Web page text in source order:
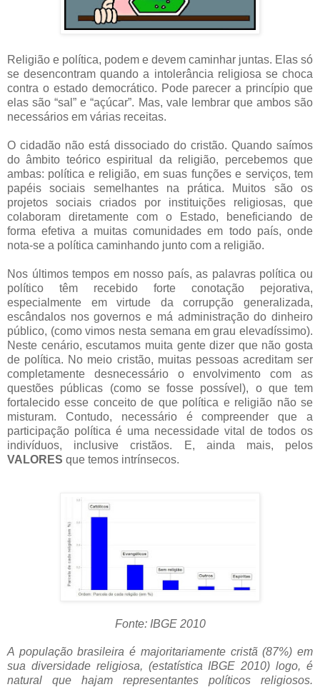
Religião e política, podem e devem caminhar juntas. Elas só
se desencontram quando a intolerância religiosa se choca
contra o estado democrático. Pode parecer a princípio que
elas são “sal” e “açúcar”. Mas, vale lembrar que ambos são
necessários em várias receitas.
O cidadão não está dissociado do cristão. Quando saímos
do âmbito teórico espiritual da religião, percebemos que
ambas: política e religião, em suas funções e serviços, tem
papéis sociais semelhantes na prática. Muitos são os
projetos sociais criados por instituições religiosas, que
colaboram diretamente com o Estado, beneficiando de
forma efetiva a muitas comunidades em todo país, onde
nota-se a política caminhando junto com a religião.
Nos últimos tempos em nosso país, as palavras política ou
político têm recebido forte conotação pejorativa,
especialmente em virtude da corrupção generalizada,
escândalos nos governos e má administração do dinheiro
público, (como vimos nesta semana em grau elevadíssimo).
Neste cenário, escutamos muita gente dizer que não gosta
de política. No meio cristão, muitas pessoas acreditam ser
completamente desnecessário o envolvimento com as
questões públicas (como se fosse possível), o que tem
fortalecido esse conceito de que política e religião não se
misturam. Contudo, necessário é compreender que a
participação política é uma necessidade vital de todos os
indivíduos, inclusive cristãos. E, ainda mais, pelos
VALORES que temos intrínsecos.
Fonte: IBGE 2010
A população brasileira é majoritariamente cristã (87%) em
sua diversidade religiosa, (estatística IBGE 2010) logo, é
natural que hajam representantes políticos religiosos.